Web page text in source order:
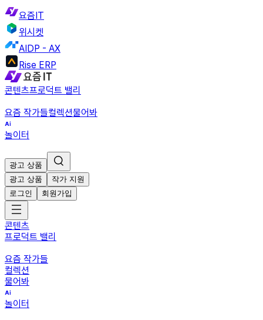
요즘IT
위시켓
AIDP - AX
Rise ERP
콘텐츠프로덕트 밸리
요즘 작가들컬렉션물어봐
놀이터
광고 상품
광고 상품
작가 지원
로그인
회원가입
콘텐츠
프로덕트 밸리
요즘 작가들
컬렉션
물어봐
놀이터